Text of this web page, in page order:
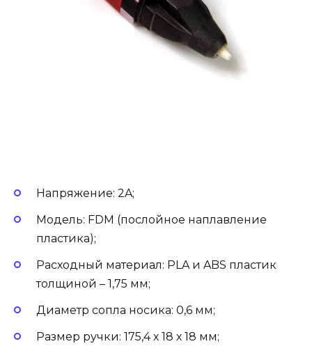
Напряжение: 2A;
Модель: FDM (послойное наплавление
пластика);
Расходный материал: PLA и ABS пластик
толщиной – 1,75 мм;
Диаметр сопла носика: 0,6 мм;
Размер ручки: 175,4 х 18 х 18 мм;